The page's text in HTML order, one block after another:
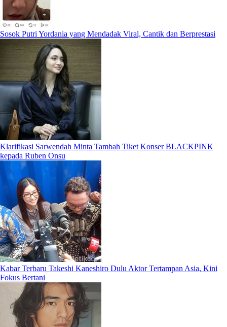
Sosok Putri Yordania yang Mendadak Viral, Cantik dan Berprestasi
Klarifikasi Sarwendah Minta Tambah Tiket Konser BLACKPINK
kepada Ruben Onsu
Kabar Terbaru Takeshi Kaneshiro Dulu Aktor Tertampan Asia, Kini
Fokus Bertani